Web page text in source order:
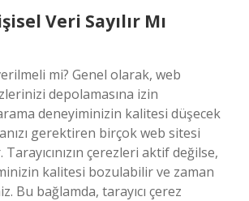
Veri Sayılır Mı
mi? Genel olarak, web
depolamasına izin
deneyiminizin kalitesi düşecek
gerektiren birçok web sitesi
Tarayıcınızın çerezleri aktif değilse,
kalitesi bozulabilir ve zaman
Bu bağlamda, tarayıcı çerez